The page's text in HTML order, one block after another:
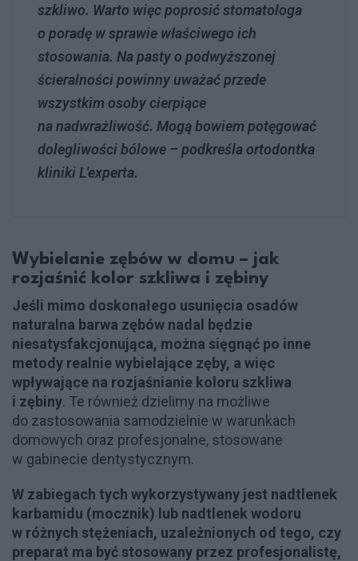
szkliwo. Warto więc poprosić stomatologa
o poradę w sprawie właściwego ich
stosowania. Na pasty o podwyższonej
ścieralności powinny uważać przede
wszystkim osoby cierpiące
na nadwrażliwość. Mogą bowiem potęgować
dolegliwości bólowe – podkreśla ortodontka
kliniki L'experta.
Wybielanie zębów w domu – jak
rozjaśnić kolor szkliwa i zębiny
Jeśli mimo doskonałego usunięcia osadów
naturalna barwa zębów nadal będzie
niesatysfakcjonująca, można sięgnąć po inne
metody realnie wybielające zęby, a więc
wpływające na rozjaśnianie koloru szkliwa
i zębiny. Te również dzielimy na możliwe
do zastosowania samodzielnie w warunkach
domowych oraz profesjonalne, stosowane
w gabinecie dentystycznym.
W zabiegach tych wykorzystywany jest nadtlenek
karbamidu (mocznik) lub nadtlenek wodoru
w różnych stężeniach, uzależnionych od tego, czy
preparat ma być stosowany przez profesjonalistę,